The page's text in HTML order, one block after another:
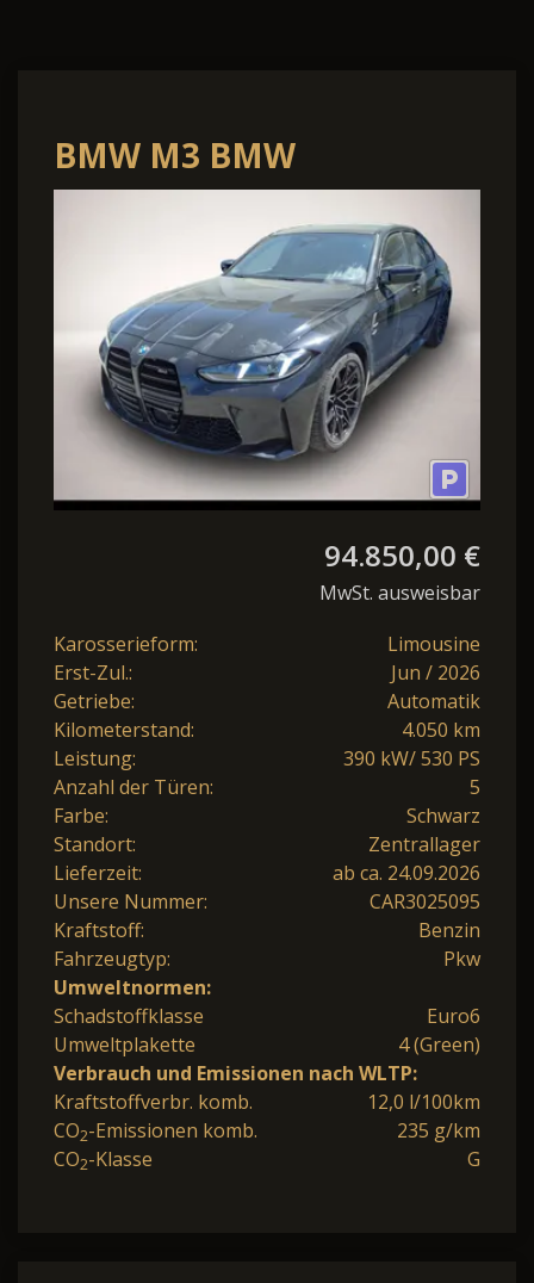
BMW M3 BMW
Competition Limousine
390 kW (530 PS) 8-G
94.850,00 €
MwSt. ausweisbar
Karosserieform:
Limousine
Erst-Zul.:
Jun / 2026
Getriebe:
Automatik
Kilometerstand:
4.050 km
Leistung:
390 kW/ 530 PS
Anzahl der Türen:
5
Farbe:
Schwarz
Standort:
Zentrallager
Lieferzeit:
ab ca. 24.09.2026
Unsere Nummer:
CAR3025095
Kraftstoff:
Benzin
Fahrzeugtyp:
Pkw
Umweltnormen:
Schadstoffklasse
Euro6
Umweltplakette
4 (Green)
Verbrauch und Emissionen nach WLTP:
Kraftstoffverbr. komb.
12,0 l/100km
CO2-Emissionen komb.
235 g/km
CO2-Klasse G